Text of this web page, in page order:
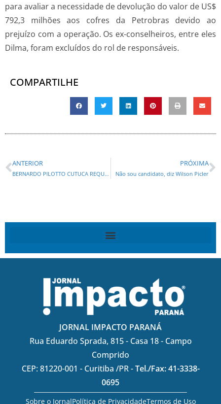
para avaliar a necessidade de devolução do valor de US$
792,3 milhões aos cofres da Petrobras devido ao
prejuízo com a operação. Os ex-conselheiros, entre eles
Dilma, foram excluídos do rol de responsáveis.
COMPARTILHE
ANTERIOR
BERNARDO PILOTTO CUTUCA REQUIÃO :
PRÓXIMA
Não sou candidato, diz Wilson Picler
JORNAL IMPACTO PARANÁ
Rua Eduardo Sprada, 815 - Casa 18 - Campo
Comprido
CEP: 81220-001 - Curitiba /PR -Tel./Fax: 41-3338-
0695
Sobre o JornalPolítica de PrivacidadeTermos de Uso